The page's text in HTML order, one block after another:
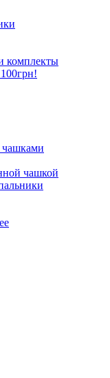
комплекты
чашками
чашкой